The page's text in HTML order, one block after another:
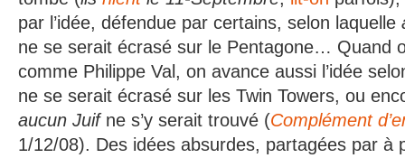
par l’idée, défendue par certains, selon laquelle
ne se serait écrasé sur le Pentagone… Quand
comme Philippe Val, on avance aussi l’idée
ne se serait écrasé sur les Twin Towers, ou
aucun Juif ne s’y serait trouvé (Complément
1/12/08). Des idées absurdes, partagées par à